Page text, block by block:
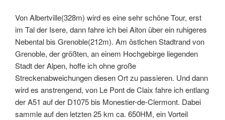
Von Albertville(328m) wird es eine sehr schöne Tour, erst
im Tal der Isere, dann fahre ich bei Aiton über ein ruhigeres
Nebental bis Grenoble(212m). Am östlchen Stadtrand von
Grenoble, der größten, an einem Hochgebirge liegenden
Stadt der Alpen, hoffe ich ohne große
Streckenabweichungen diesen Ort zu passieren. Und dann
wird es anstrengend, von Le Pont de Claix fahre ich entlang
der A51 auf der D1075 bis Monestier-de-Clermont. Dabei
sammle auf den letzten 25 km ca. 650HM, ein Vorteil